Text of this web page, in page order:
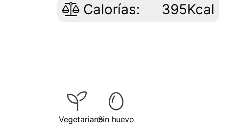
Calorías: 395Kcal
VegetarianoSin huevo